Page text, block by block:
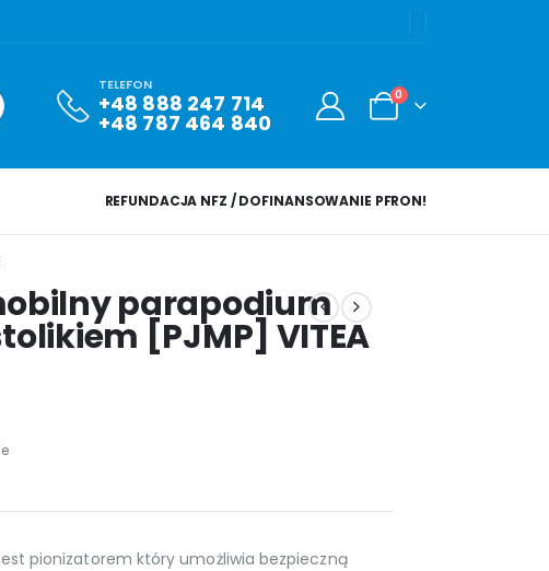
TELEFON
+48 888 247 714
+48 787 464 840
0
REFUNDACJA NFZ / DOFINANSOWANIE PFRON!
parapodium
[PJMP] VITEA
pionizatorem który umożliwia bezpieczną